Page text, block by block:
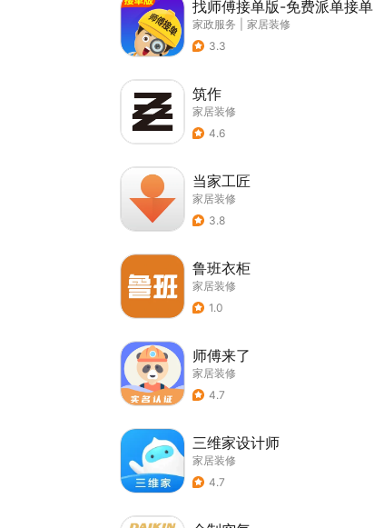
找师傅接单版-免费派单接单
家政服务
家居装修
3.3
筑作
家居装修
4.6
当家工匠
家居装修
3.8
鲁班衣柜
家居装修
1.0
师傅来了
家居装修
4.7
三维家设计师
家居装修
4.7